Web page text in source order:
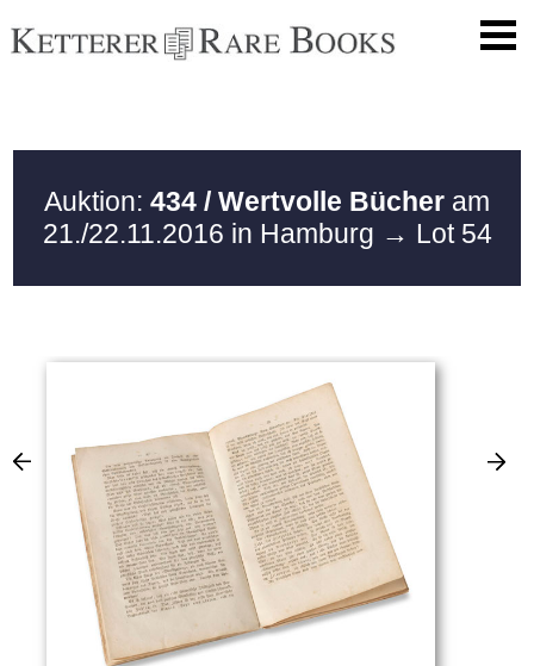
Auktion: 434 / Wertvolle Bücher am
21./22.11.2016 in Hamburg → Lot 54